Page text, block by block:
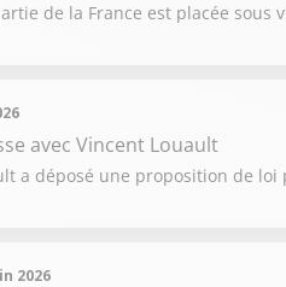
de la France est placée
avec Vincent Louault
a déposé une proposition de
2026